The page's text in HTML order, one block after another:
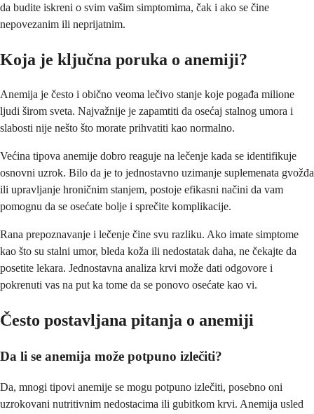
da budite iskreni o svim vašim simptomima, čak i ako se čine
nepovezanim ili neprijatnim.
Koja je ključna poruka o anemiji?
Anemija je često i obično veoma lečivo stanje koje pogađa milione
ljudi širom sveta. Najvažnije je zapamtiti da osećaj stalnog umora i
slabosti nije nešto što morate prihvatiti kao normalno.
Većina tipova anemije dobro reaguje na lečenje kada se identifikuje
osnovni uzrok. Bilo da je to jednostavno uzimanje suplemenata gvožđa
ili upravljanje hroničnim stanjem, postoje efikasni načini da vam
pomognu da se osećate bolje i sprečite komplikacije.
Rana prepoznavanje i lečenje čine svu razliku. Ako imate simptome
kao što su stalni umor, bleda koža ili nedostatak daha, ne čekajte da
posetite lekara. Jednostavna analiza krvi može dati odgovore i
pokrenuti vas na put ka tome da se ponovo osećate kao vi.
Često postavljana pitanja o anemiji
Da li se anemija može potpuno izlečiti?
Da, mnogi tipovi anemije se mogu potpuno izlečiti, posebno oni
uzrokovani nutritivnim nedostacima ili gubitkom krvi. Anemija usled